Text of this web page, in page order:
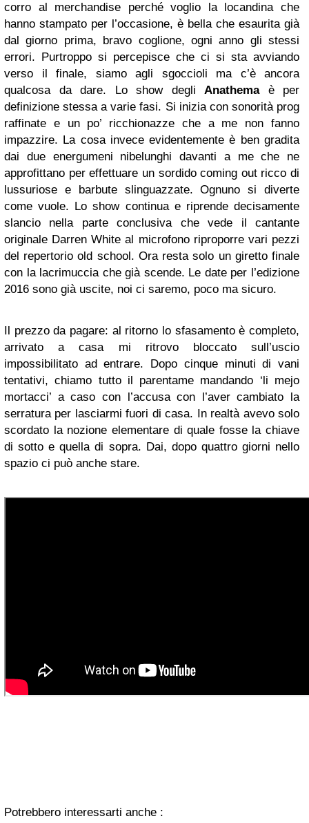
corro al merchandise perché voglio la locandina che
hanno stampato per l’occasione, è bella che esaurita già
dal giorno prima, bravo coglione, ogni anno gli stessi
errori. Purtroppo si percepisce che ci si sta avviando
verso il finale, siamo agli sgoccioli ma c’è ancora
qualcosa da dare. Lo show degli Anathemaè per
definizione stessa a varie fasi. Si inizia con sonorità prog
raffinate e un po’ ricchionazze che a me non fanno
impazzire. La cosa invece evidentemente è ben gradita
dai due energumeni nibelunghi davanti a me che ne
approfittano per effettuare un sordido coming out ricco di
lussuriose e barbute slinguazzate. Ognuno si diverte
come vuole. Lo show continua e riprende decisamente
slancio nella parte conclusiva che vede il cantante
originale Darren White al microfono riproporre vari pezzi
del repertorio old school. Ora resta solo un giretto finale
con la lacrimuccia che già scende. Le date per l’edizione
2016 sono già uscite, noi ci saremo, poco ma sicuro.
Il prezzo da pagare: al ritorno lo sfasamento è completo,
arrivato a casa mi ritrovo bloccato sull’uscio
impossibilitato ad entrare. Dopo cinque minuti di vani
tentativi, chiamo tutto il parentame mandando ‘li mejo
mortacci’ a caso con l’accusa con l’aver cambiato la
serratura per lasciarmi fuori di casa. In realtà avevo solo
scordato la nozione elementare di quale fosse la chiave
di sotto e quella di sopra. Dai, dopo quattro giorni nello
spazio ci può anche stare.
Potrebbero interessarti anche :